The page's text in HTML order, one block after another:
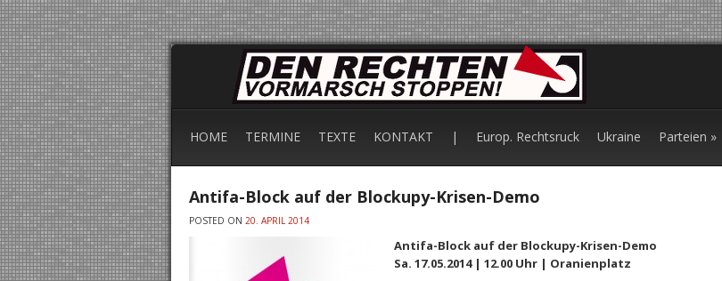
HOME TERMINE TEXTE KONTAKT | Europ. Rechtsruck Ukraine Parteien »
Antifa-Block auf der Blockupy-Krisen-Demo
POSTED ON 20. APRIL 2014
Antifa-Block auf der Blockupy-Krisen-Demo
Sa. 17.05.2014 | 12.00 Uhr | Oranienplatz